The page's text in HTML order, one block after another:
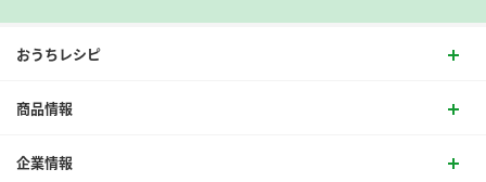
おうちレシピ
商品情報
企業情報